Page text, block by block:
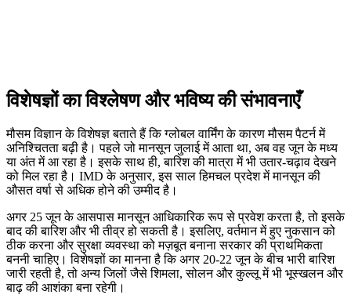
विशेषज्ञों का विश्लेषण और भविष्य की संभावनाएँ
मौसम विज्ञान के विशेषज्ञ बताते हैं कि ग्लोबल वार्मिंग के कारण मौसम पैटर्न में
अनिश्चितता बढ़ी है। पहले जो मानसून जुलाई में आता था, अब वह जून के मध्य
या अंत में आ रहा है। इसके साथ ही, बारिश की मात्रा में भी उतार-चढ़ाव देखने
को मिल रहा है। IMD के अनुसार, इस साल हिमचल प्रदेश में मानसून की
औसत वर्षा से अधिक होने की उम्मीद है।
अगर 25 जून के आसपास मानसून आधिकारिक रूप से प्रवेश करता है, तो इसके
बाद की बारिश और भी तीव्र हो सकती है। इसलिए, वर्तमान में हुए नुकसान को
ठीक करना और सुरक्षा व्यवस्था को मज़बूत बनाना सरकार की प्राथमिकता
बननी चाहिए। विशेषज्ञों का मानना है कि अगर 20-22 जून के बीच भारी बारिश
जारी रहती है, तो अन्य जिलों जैसे शिमला, सोलन और कुल्लू में भी भूस्खलन और
बाढ़ की आशंका बना रहेगी।